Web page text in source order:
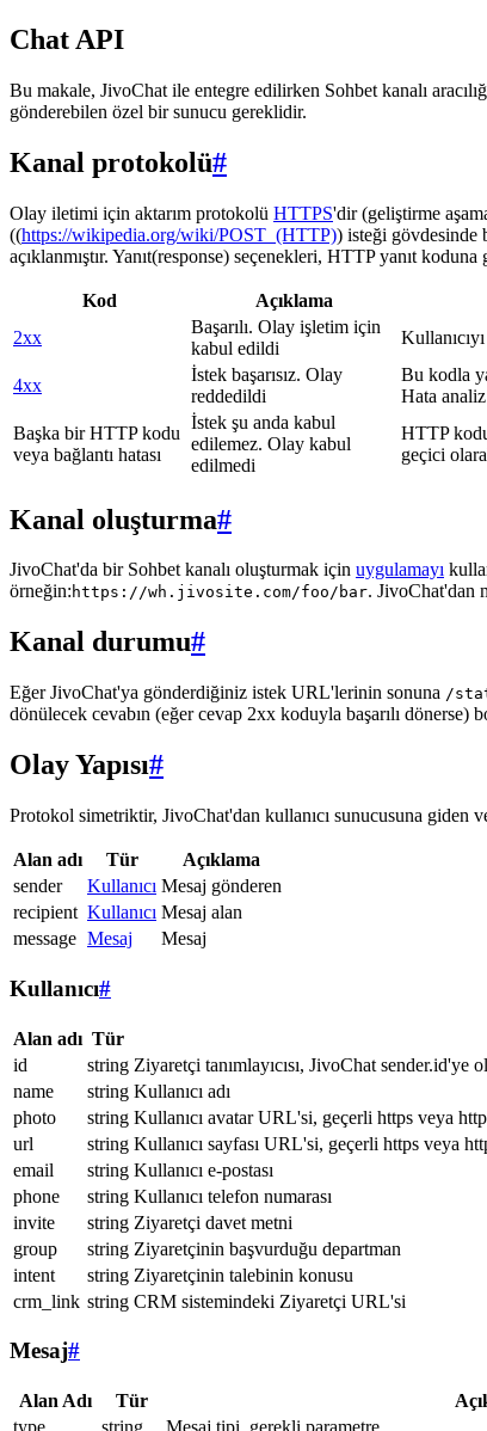
Chat API
Bu makale, JivoChat ile entegre edilirken Sohbet kanalı
gönderebilen özel bir sunucu gereklidir.
Kanal protokolü#
Olay iletimi için aktarım protokolü HTTPS'dir (geliştirme
((https://wikipedia.org/wiki/POST_(HTTP)) isteği gövdesinde
açıklanmıştır. Yanıt(response) seçenekleri, HTTP yanıt koduna
Kod Açıklama
2xx
Başarılı. Olay işletim için
kabul edildi
4xx
İstek başarısız. Olay
reddedildi
Bu kodla
Hata
Başka bir HTTP kodu
veya bağlantı hatası
İstek şu anda kabul
edilemez. Olay kabul
edilmedi
HTTP
geçici
Kanal oluşturma#
JivoChat'da bir Sohbet kanalı oluşturmak için uygulamayı
örneğin: https://wh.jivosite.com/foo/bar. JivoChat'dan
Kanal durumu#
Eğer JivoChat'ya gönderdiğiniz istek URL'lerinin sonuna /
dönülecek cevabın (eğer cevap 2xx koduyla başarılı
Olay Yapısı#
Protokol simetriktir, JivoChat'dan kullanıcı sunucusuna giden
Alan adı Tür
Açıklama
sender
Kullanıcı Mesaj gönderen
recipient Kullanıcı Mesaj alan
message Mesaj Mesaj
Kullanıcı#
Alan adı Tür
id
string Ziyaretçi tanımlayıcısı, JivoChat
name
string Kullanıcı adı
photo
string Kullanıcı avatar URL'si, geçerli https veya http
url
string Kullanıcı sayfası URL'si, geçerli https veya
email
string Kullanıcı e-postası
phone
string Kullanıcı telefon numarası
invite
string Ziyaretçi davet metni
group
string Ziyaretçinin başvurduğu departman
intent
string Ziyaretçinin talebinin konusu
crm_link string CRM sistemindeki Ziyaretçi URL'si
Mesaj#
Alan Adı Tür
type
string Mesaj tipi, gerekli parametre